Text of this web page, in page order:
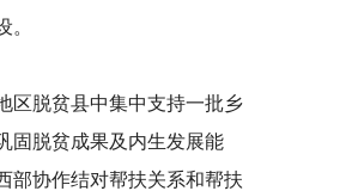
区脱贫县中集中支持一批乡
固脱贫成果及内生发展能
部协作结对帮扶关系和帮扶